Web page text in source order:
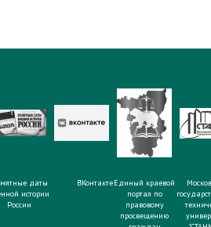
даты
истории
России
ВКонтактеЕдиный краевой
портал по
правовому
просвещению